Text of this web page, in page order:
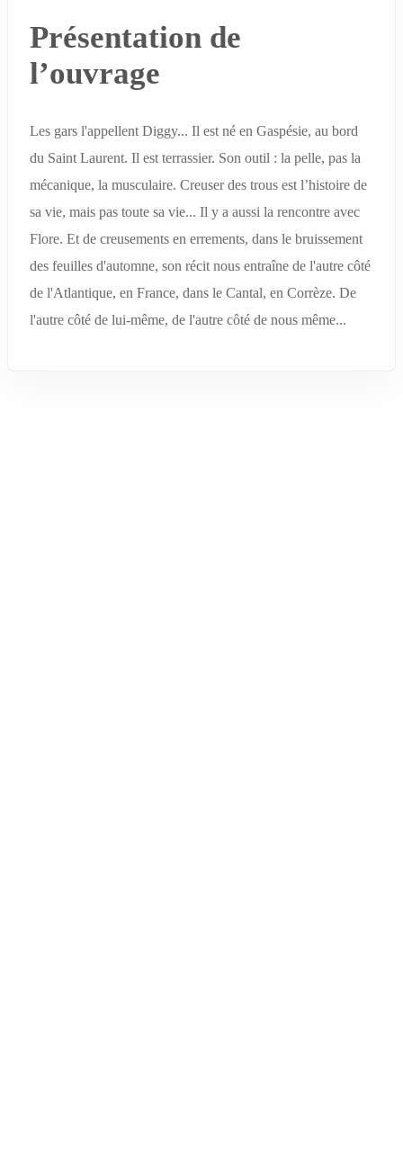
Présentation de
l’ouvrage
Les gars l'appellent Diggy... Il est né en Gaspésie, au bord
du Saint Laurent. Il est terrassier. Son outil : la pelle, pas la
mécanique, la musculaire. Creuser des trous est l’histoire de
sa vie, mais pas toute sa vie... Il y a aussi la rencontre avec
Flore. Et de creusements en errements, dans le bruissement
des feuilles d'automne, son récit nous entraîne de l'autre côté
de l'Atlantique, en France, dans le Cantal, en Corrèze. De
l'autre côté de lui-même, de l'autre côté de nous même...